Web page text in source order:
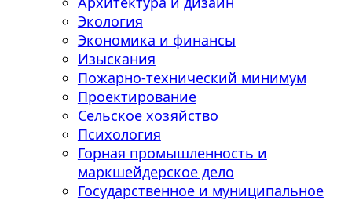
Экология
Экономика и финансы
Изыскания
Пожарно-технический минимум
Проектирование
Сельское хозяйство
Психология
Горная промышленность и
маркшейдерское дело
Государственное и муниципальное